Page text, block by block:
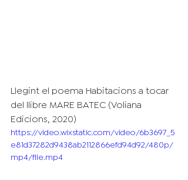
Llegint el poema Habitacions a tocar
del llibre MARE BATEC (Voliana
Edicions, 2020)
https://video.wixstatic.com/video/6b3697_5
e81d37282d9438ab2112866efd94d92/480p/
mp4/file.mp4